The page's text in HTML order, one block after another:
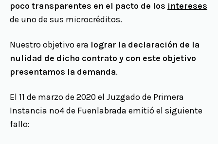
poco transparentes en el pacto de los intereses
de uno de sus microcréditos.
Nuestro objetivo era lograr la declaración de la
nulidad de dicho contrato y con este objetivo
presentamos la demanda.
El 11 de marzo de 2020 el Juzgado de Primera
Instancia nº4 de Fuenlabrada emitió el siguiente
fallo: